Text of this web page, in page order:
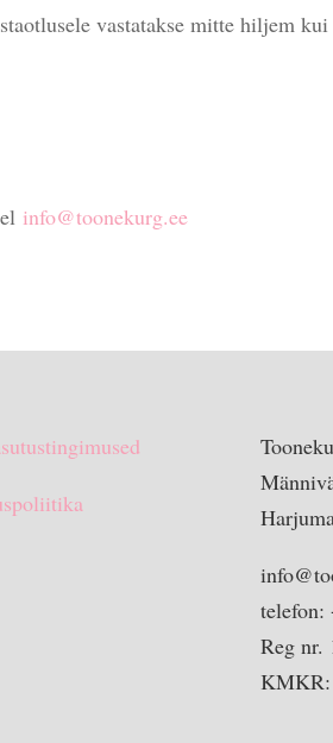
vastatakse mitte hiljem
info@toonekurg.ee
telefon:
Reg nr.
KMKR: